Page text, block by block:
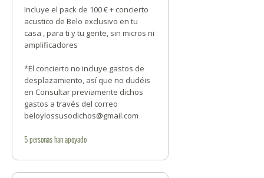
Incluye el pack de 100 € + concierto
acustico de Belo exclusivo en tu
casa , para ti y tu gente, sin micros ni
amplificadores
*El concierto no incluye gastos de
desplazamiento, así que no dudéis
en Consultar previamente dichos
gastos a través del correo
beloylossusodichos@gmail.com
5personashan apoyado